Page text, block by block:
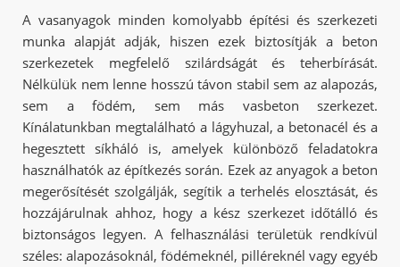
A vasanyagok minden komolyabb építési és szerkezeti
munka alapját adják, hiszen ezek biztosítják a beton
szerkezetek megfelelő szilárdságát és teherbírását.
Nélkülük nem lenne hosszú távon stabil sem az alapozás,
sem a födém, sem más vasbeton szerkezet.
Kínálatunkban megtalálható a lágyhuzal, a betonacél és a
hegesztett síkháló is, amelyek különböző feladatokra
használhatók az építkezés során. Ezek az anyagok a beton
megerősítését szolgálják, segítik a terhelés elosztását, és
hozzájárulnak ahhoz, hogy a kész szerkezet időtálló és
biztonságos legyen. A felhasználási területük rendkívül
széles: alapozásoknál, födémeknél, pilléreknél vagy egyéb